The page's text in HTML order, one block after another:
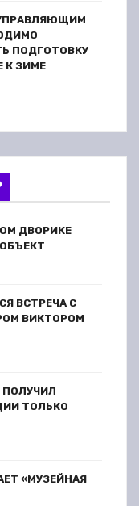
ПОДГОТОВКУ
К ЗИМЕ
ДВОРИКЕ
ВСТРЕЧА С
ВИКТОРОМ
ПОЛУЧИЛ
ТОЛЬКО
«МУЗЕЙНАЯ